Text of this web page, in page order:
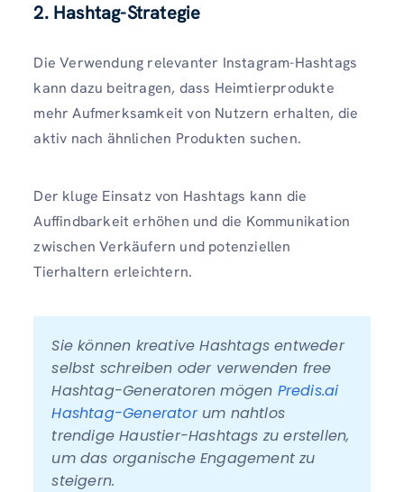
2. Hashtag-Strategie
Die Verwendung relevanter Instagram-Hashtags
kann dazu beitragen, dass Heimtierprodukte
mehr Aufmerksamkeit von Nutzern erhalten, die
aktiv nach ähnlichen Produkten suchen.
Der kluge Einsatz von Hashtags kann die
Auffindbarkeit erhöhen und die Kommunikation
zwischen Verkäufern und potenziellen
Tierhaltern erleichtern.
Sie können kreative Hashtags entweder
selbst schreiben oder verwenden free
Hashtag-Generatoren mögen Predis.ai
Hashtag-Generator um nahtlos
trendige Haustier-Hashtags zu erstellen,
um das organische Engagement zu
steigern.